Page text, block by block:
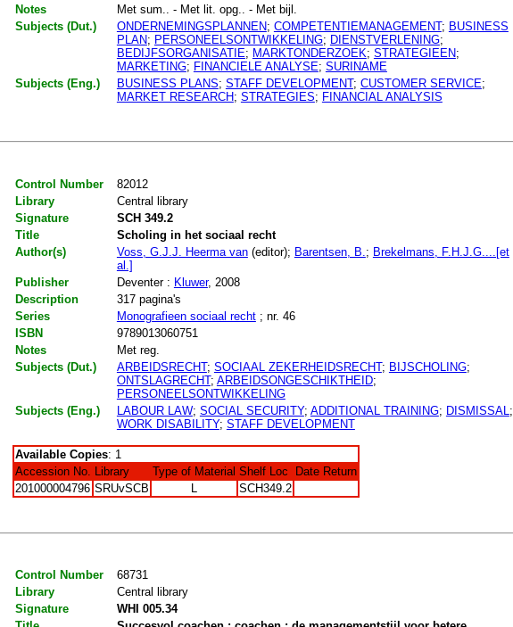
Notes
Met sum.. - Met lit. opg.. - Met bijl.
Subjects (Dut.)
ONDERNEMINGSPLANNEN; COMPETENTIEMANAGEMENT; BUSINESS
PLAN; PERSONEELSONTWIKKELING; DIENSTVERLENING;
BEDIJFSORGANISATIE; MARKTONDERZOEK; STRATEGIEEN;
MARKETING; FINANCIELE ANALYSE; SURINAME
Subjects (Eng.)
BUSINESS PLANS; STAFF DEVELOPMENT; CUSTOMER SERVICE;
MARKET RESEARCH; STRATEGIES; FINANCIAL ANALYSIS
Control Number
82012
Library
Central library
Signature
SCH 349.2
Title
Scholing in het sociaal recht
Author(s)
Voss, G.J.J. Heerma van(editor); Barentsen, B. ; Brekelmans, F.H.J.G....[et
al.]
Publisher
Deventer : Kluwer, 2008
Description
317 pagina's
Series
Monografieen sociaal recht; nr. 46
ISBN
9789013060751
Notes
Met reg.
Subjects (Dut.)
ARBEIDSRECHT; SOCIAAL ZEKERHEIDSRECHT; BIJSCHOLING;
ONTSLAGRECHT; ARBEIDSONGESCHIKTHEID;
PERSONEELSONTWIKKELING
Subjects (Eng.)
LABOUR LAW; SOCIAL SECURITY; ADDITIONAL TRAINING; DISMISSAL ;
WORK DISABILITY; STAFF DEVELOPMENT
Available Copies: 1
Accession No. Library Type of Material Shelf Loc
Date Return
201000004796 SRUvSCB L SCH349.2
Control Number
68731
Library
Central library
Signature
WHI 005.34